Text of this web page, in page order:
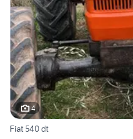
4
Fiat 540 dt